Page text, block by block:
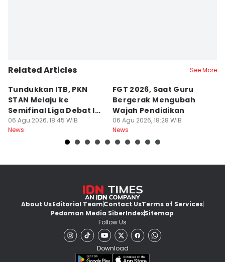
Related Articles See More
Tundukkan ITB, PKN
STAN Melaju ke
Semifinal Liga Debat IDN
Times 2026
06 Agu 2026, 18:45 WIB
News
FGT 2026, Saat Guru
Bergerak Mengubah
Wajah Pendidikan
06 Agu 2026, 18:28 WIB
News
About UsEditorial TeamContact UsTerms of Services
Pedoman Media SiberIndexSitemap
Follow Us
Download